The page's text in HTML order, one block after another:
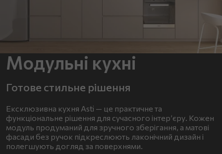
Модульні кухні
Готове стильне рішення
Ексклюзивна кухня Asti — це практичне та
функціональне рішення для сучасного інтер’єру. Кожен
модуль продуманий для зручного зберігання, а матові
фасади без ручок підкреслюють лаконічний дизайн і
полегшують догляд за поверхнями.